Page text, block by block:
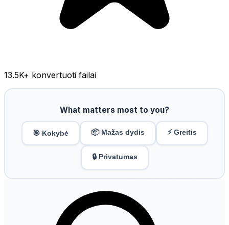
13.5K+ konvertuoti failai
What matters most to you?
🎯 Kokybė 📦 Mažas dydis ⚡ Greitis
🔒 Privatumas